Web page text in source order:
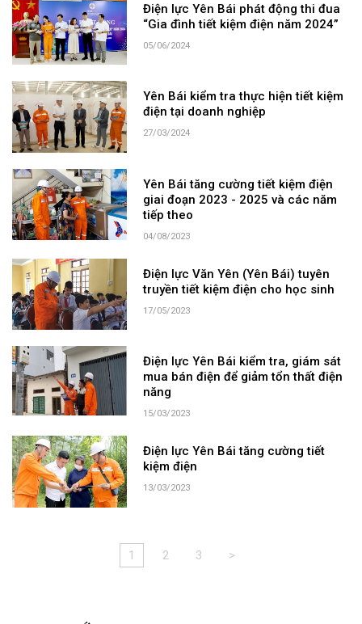
Điện lực Yên Bái phát động thi đua
“Gia đình tiết kiệm điện năm 2024”
05/06/2024
Yên Bái kiểm tra thực hiện tiết kiệm
điện tại doanh nghiệp
27/03/2024
Yên Bái tăng cường tiết kiệm điện
giai đoạn 2023 - 2025 và các năm
tiếp theo
04/08/2023
Điện lực Văn Yên (Yên Bái) tuyên
truyền tiết kiệm điện cho học sinh
17/05/2023
Điện lực Yên Bái kiểm tra, giám sát
mua bán điện để giảm tổn thất điện
năng
15/03/2023
Điện lực Yên Bái tăng cường tiết
kiệm điện
13/03/2023
1 2 3 >